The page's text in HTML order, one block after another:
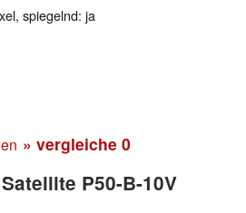
spiegelnd: ja
» vergleiche 0
P50-B-10V